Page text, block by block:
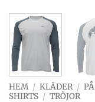
HEM / KLÄDER /
SHIRTS / TRÖJOR